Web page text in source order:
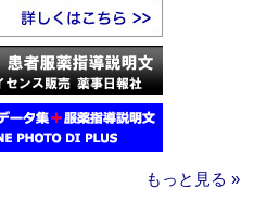
もっと見る »